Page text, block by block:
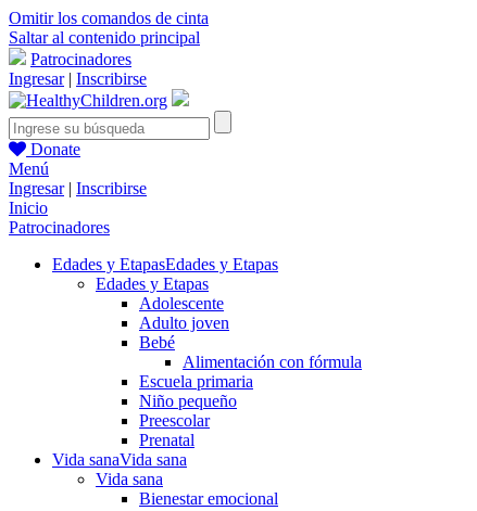
Omitir los comandos de cinta
Saltar al contenido principal
Patrocinadores
Ingresar| Inscribirse
Donate
Menú
Ingresar| Inscribirse
Inicio
Patrocinadores
Edades y EtapasEdades y Etapas
Edades y Etapas
Adolescente
Adulto joven
Bebé
Alimentación con fórmula
Escuela primaria
Niño pequeño
Preescolar
Prenatal
Vida sanaVida sana
Vida sana
Bienestar emocional